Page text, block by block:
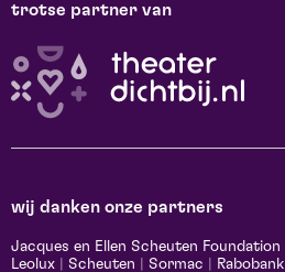
trotse partner van
wij danken onze partners
Jacques en Ellen Scheuten Foundation
Leolux
Scheuten Sormac Rabobank